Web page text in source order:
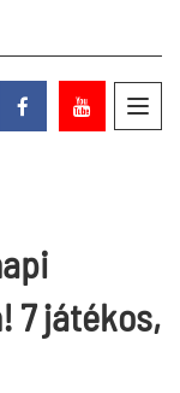
7 játékos,